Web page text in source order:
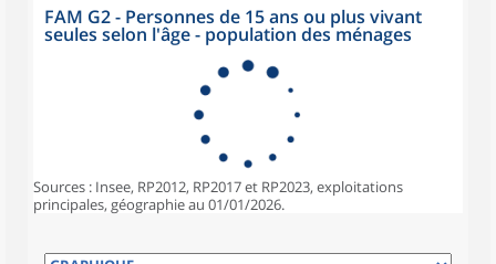
FAM G2 - Personnes de 15 ans ou plus vivant
seules selon l'âge - population des ménages
Sources : Insee, RP2012, RP2017 et RP2023, exploitations
principales, géographie au 01/01/2026.